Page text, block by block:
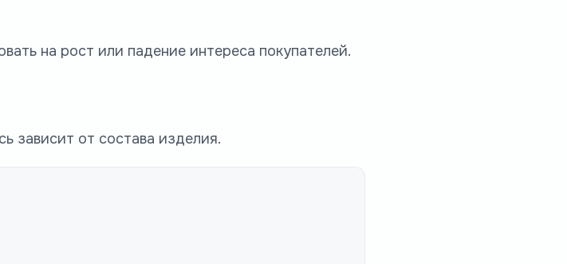
на рост или падение интереса покупателей.
зависит от состава изделия.